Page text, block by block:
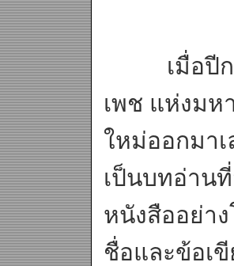
เมื่อปีกลา
เพช แห่งมห
ใหม่ออกมา
เป็นบทอ่าน
หนังสืออย่าง
ชื่อและข้อเ